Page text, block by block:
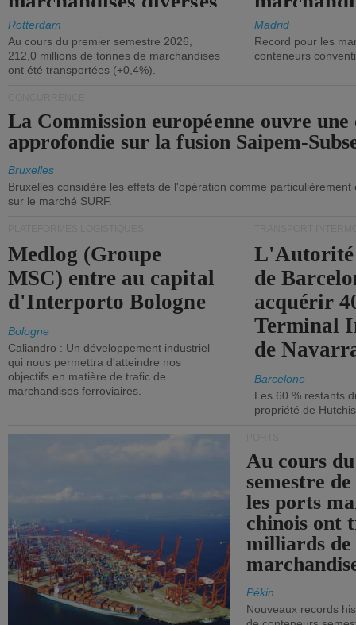
ont diminué.
Rotterdam
Au cours du premier semestre 2026,
212,0 millions de tonnes de marchandises
ont été transportées (+0,4%).
(+2,9%).
Madrid
Record pour les
conteneurs
La Commission européenne ouvre une
approfondie sur la fusion Saipem-
Bruxelles
Bruxelles considère les effets de l'opération comme
sur le marché SURF.
Medlog (Groupe
MSC) entre au capital
d'Interporto Bologne
Bologne
Caliandro : Un développement industriel
qui nous permettra d'atteindre nos
objectifs en matière de trafic de
marchandises ferroviaires.
de
acquérir
Terminal
de
Barcelone
Les 60 % restants
propriété de
Au cours
semestre
les ports
chinois ont
milliards de
Pékin
Nouveaux records